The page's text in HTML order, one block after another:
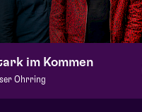
im Kommen
Ohrring